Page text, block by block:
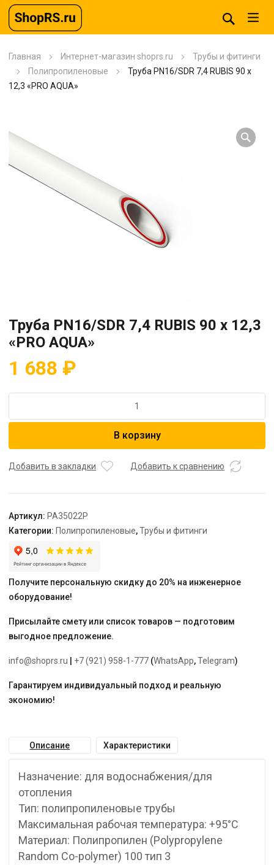
Главная Интернет-магазин shoprs.ru
Трубы и фитинги
Полипропиленовые
Труба PN16/SDR 7,4 RUBIS 90 x
12,3 «PRO AQUA»
Труба PN16/SDR 7,4 RUBIS 90 x 12,3
«PRO AQUA»
1 688 ₽
Труба
RUBIS
"PRO
AQUA"
В корзину
Добавить в закладки Добавить к сравнению
Артикул: PA35022P
Категории: Полипропиленовые,Трубы и фитинги
Получите персональную скидку до 20% на инженерное
оборудование!
Присылайте смету или список товаров — подготовим
выгодное предложение.
info@shoprs.ru +7 (921) 958-1-777 (WhatsApp,Telegram)
Гарантируем индивидуальный подход и реальную
экономию!
Описание Характеристики
Назначение: для водоснабжения/для
отопления
Тип: полипропиленовые трубы
Максимальная рабочая температура: +95°С
Материал: Полипропилен (Polypropylene
Random Co-polymer) 100 тип 3